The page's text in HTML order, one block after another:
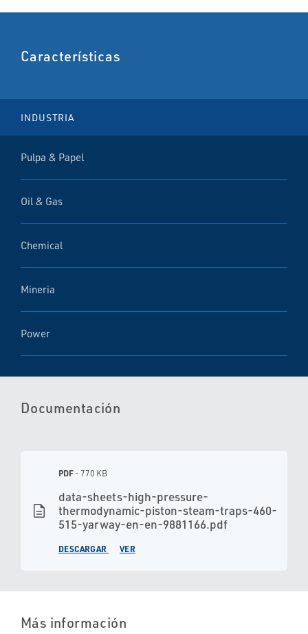
Características
INDUSTRIA
Pulpa & Papel
Oil & Gas
Chemical
Mineria
Power
Documentación
description
PDF- 770 KB
data-sheets-high-pressure-
thermodynamic-piston-steam-traps-460-
515-yarway-en-en-9881166.pdf
DESCARGAR VER
Más información